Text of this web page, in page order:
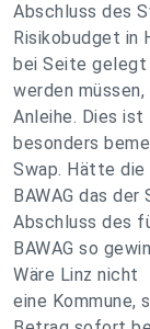
Abschluss des
Risikobudget in
bei Seite gelegt
werden
Anleihe. Dies ist
besonders
Swap. Hätte die
BAWAG das
Abschluss des
BAWAG so
Wäre Linz nicht
eine Kommune,